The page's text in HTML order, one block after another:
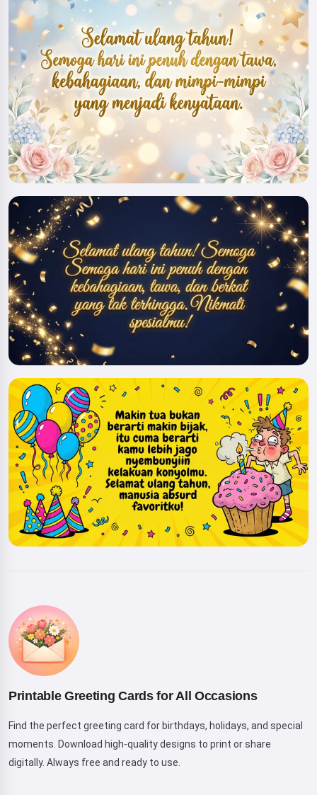
Printable Greeting Cards for All Occasions
Find the perfect greeting card for birthdays, holidays, and special
moments. Download high-quality designs to print or share
digitally. Always free and ready to use.
Hai! Aku Storiko 👋
Aku menceritakan dongeng
pengantar tidur ajaib untuk anak-
anakmu 🌟
Dengan mulai menggunakan layanan ini, Anda
menerima:Ketentuan Layanan,Kebijakan Privasi ,
Kebijakan Pengembalian Dana